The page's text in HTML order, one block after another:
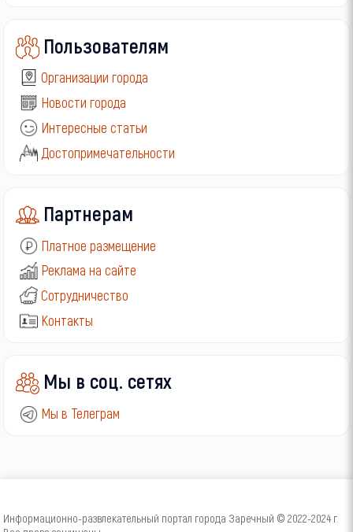
Пользователям
Организации города
Новости города
Интересные статьи
Достопримечательности
Партнерам
Платное размещение
Реклама на сайте
Сотрудничество
Контакты
Мы в соц. сетях
Мы в Телеграм
Информационно-развлекательный портал города Заречный © 2022-2024 г.